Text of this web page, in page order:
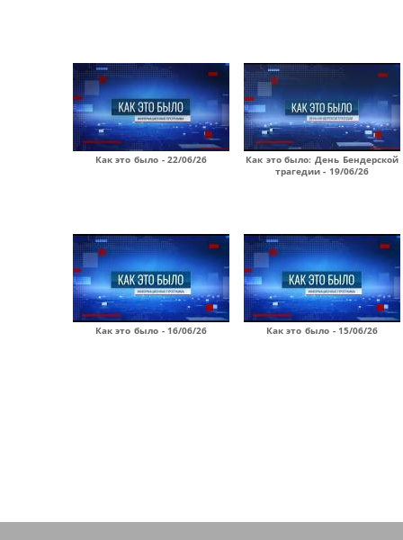
Как это было - 22/06/26
Как это было: День Бендерской
трагедии - 19/06/26
Как это было - 16/06/26 Как это было - 15/06/26